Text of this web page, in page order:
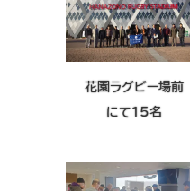
花園ラグビー場前
にて15名